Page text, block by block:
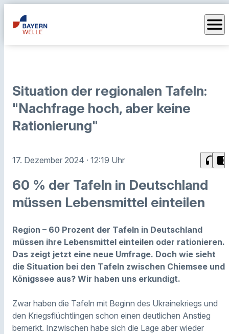
menu
Situation der regionalen Tafeln:
"Nachfrage hoch, aber keine
Rationierung"
17. Dezember 2024 · 12:19 Uhr headphones chrome_reader_mode
60 % der Tafeln in Deutschland
müssen Lebensmittel einteilen
Region – 60 Prozent der Tafeln in Deutschland
müssen ihre Lebensmittel einteilen oder rationieren.
Das zeigt jetzt eine neue Umfrage. Doch wie sieht
die Situation bei den Tafeln zwischen Chiemsee und
Königssee aus? Wir haben uns erkundigt.
Zwar haben die Tafeln mit Beginn des Ukrainekriegs und
den Kriegsflüchtlingen schon einen deutlichen Anstieg
bemerkt. Inzwischen habe sich die Lage aber wieder